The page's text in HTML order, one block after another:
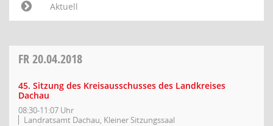
Aktuell
FR20.04.2018
45. Sitzung des Kreisausschusses des Landkreises
Dachau
08:30-11:07 Uhr
Landratsamt Dachau, Kleiner Sitzungssaal